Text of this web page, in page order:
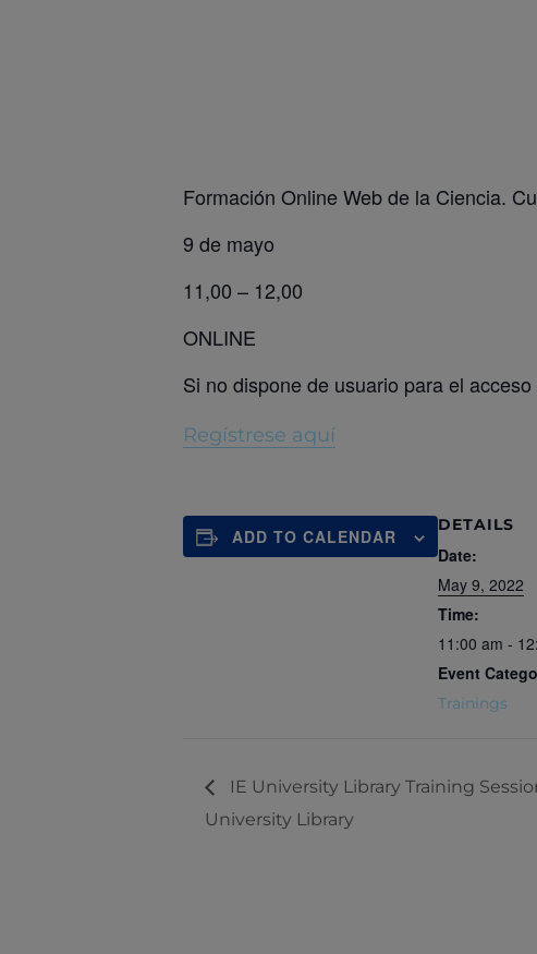
Formación Online Web de la Ciencia.
9 de mayo
11,00 – 12,00
ONLINE
Si no dispone de usuario para el
Regístrese aquí
ADD TO CALENDAR
DETAILS
Date:
May 9, 2022
Time:
11:00 am -
Event
Trainings
IE University Library Training
University Library